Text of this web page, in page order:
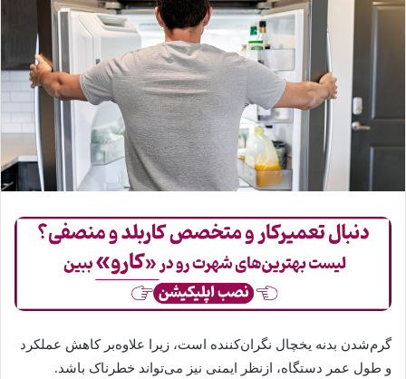
گرم‌شدن بدنه یخچال نگران‌کننده است، زیرا علاوه‌بر کاهش عملکرد
و طول عمر دستگاه، ازنظر ایمنی نیز می‌تواند خطرناک باشد.